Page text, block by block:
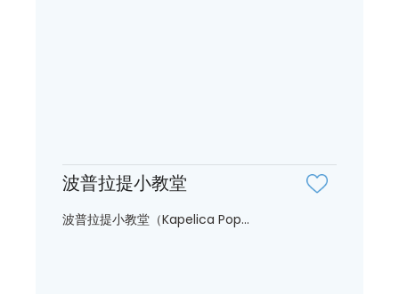
波普拉提小教堂
波普拉提小教堂（Kapelica Pop...